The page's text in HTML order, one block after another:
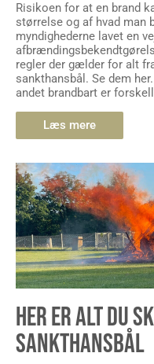
Risikoen for at en brand
størrelse og af hvad man
myndighederne lavet en
regler der gælder for alt
sankthansbål. Se dem
andet brandbart er
Læs mere
HER ER ALT DU
SANKTHANSBÅL